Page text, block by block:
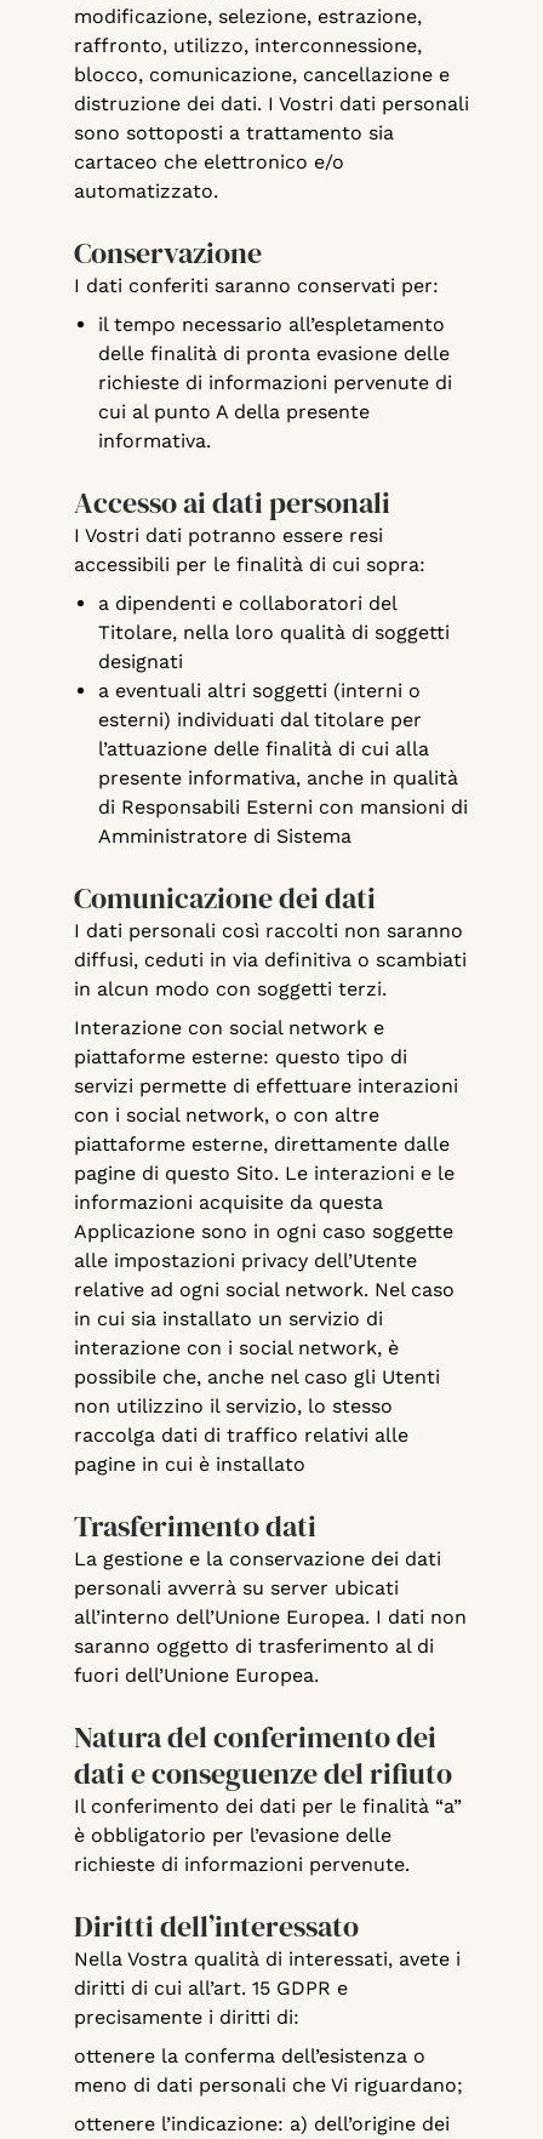
modificazione, selezione, estrazione,
raffronto, utilizzo, interconnessione,
blocco, comunicazione, cancellazione e
distruzione dei dati. I Vostri dati personali
sono sottoposti a trattamento sia
cartaceo che elettronico e/o
automatizzato.
Conservazione
I dati conferiti saranno conservati per:
il tempo necessario all’espletamento
delle finalità di pronta evasione delle
richieste di informazioni pervenute di
cui al punto A della presente
informativa.
Accesso ai dati personali
I Vostri dati potranno essere resi
accessibili per le finalità di cui sopra:
a dipendenti e collaboratori del
Titolare, nella loro qualità di soggetti
designati
a eventuali altri soggetti (interni o
esterni) individuati dal titolare per
l’attuazione delle finalità di cui alla
presente informativa, anche in qualità
di Responsabili Esterni con mansioni di
Amministratore di Sistema
Comunicazione dei dati
I dati personali così raccolti non saranno
diffusi, ceduti in via definitiva o scambiati
in alcun modo con soggetti terzi.
Interazione con social network e
piattaforme esterne: questo tipo di
servizi permette di effettuare interazioni
con i social network, o con altre
piattaforme esterne, direttamente dalle
pagine di questo Sito. Le interazioni e le
informazioni acquisite da questa
Applicazione sono in ogni caso soggette
alle impostazioni privacy dell’Utente
relative ad ogni social network. Nel caso
in cui sia installato un servizio di
interazione con i social network, è
possibile che, anche nel caso gli Utenti
non utilizzino il servizio, lo stesso
raccolga dati di traffico relativi alle
pagine in cui è installato
Trasferimento dati
La gestione e la conservazione dei dati
personali avverrà su server ubicati
all’interno dell’Unione Europea. I dati non
saranno oggetto di trasferimento al di
fuori dell’Unione Europea.
Natura del conferimento dei
dati e conseguenze del rifiuto
Il conferimento dei dati per le finalità “a”
è obbligatorio per l’evasione delle
richieste di informazioni pervenute.
Diritti dell’interessato
Nella Vostra qualità di interessati, avete i
diritti di cui all’art. 15 GDPR e
precisamente i diritti di:
ottenere la conferma dell’esistenza o
meno di dati personali che Vi riguardano;
ottenere l’indicazione: a) dell’origine dei